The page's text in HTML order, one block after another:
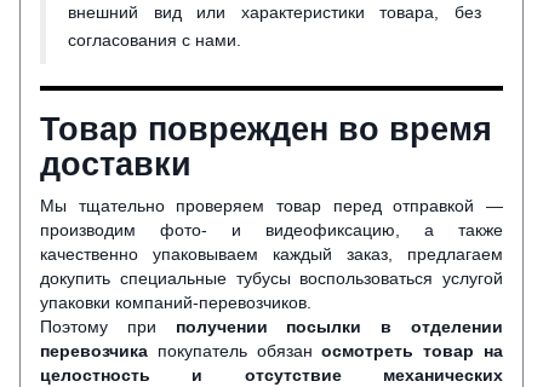
внешний вид или характеристики товара, без
согласования с нами.
Товар поврежден во время
доставки
Мы тщательно проверяем товар перед отправкой —
производим фото- и видеофиксацию, а также
качественно упаковываем каждый заказ, предлагаем
докупить специальные тубусы воспользоваться услугой
упаковки компаний-перевозчиков.
Поэтому при получении посылки в отделении
перевозчика покупатель обязаносмотреть товар на
целостность и отсутствие механических